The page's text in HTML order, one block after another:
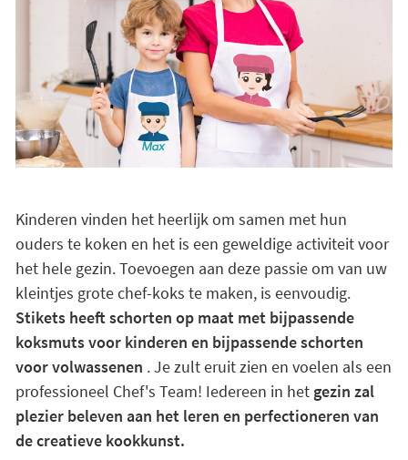
Kinderen vinden het heerlijk om samen met hun
ouders te koken en het is een geweldige activiteit voor
het hele gezin. Toevoegen aan deze passie om van uw
kleintjes grote chef-koks te maken, is eenvoudig.
Stikets heeft schorten op maat met bijpassende
koksmuts voor kinderen en bijpassende schorten
voor volwassenen . Je zult eruit zien en voelen als een
professioneel Chef's Team! Iedereen in het gezin zal
plezier beleven aan het leren en perfectioneren van
de creatieve kookkunst.